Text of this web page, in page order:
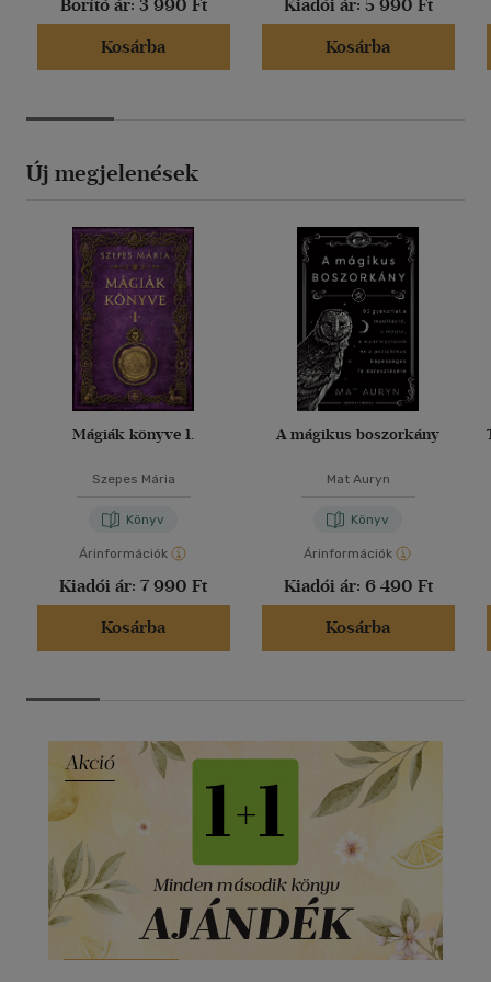
Borító ár: 3 990 Ft
Kosárba
Kiadói ár: 5 990 Ft
Kosárba
Új megjelenések
Mágiák könyve 1.
Szepes Mária
Könyv
Árinformációk
Kiadói ár: 7 990 Ft
Kosárba
A mágikus boszorkány
Mat Auryn
Könyv
Árinformációk
Kiadói ár: 6 490 Ft
Kosárba